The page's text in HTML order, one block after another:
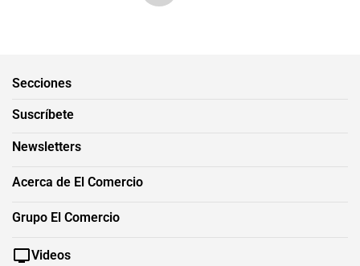
Secciones
Suscríbete
Newsletters
Acerca de El Comercio
Grupo El Comercio
Videos